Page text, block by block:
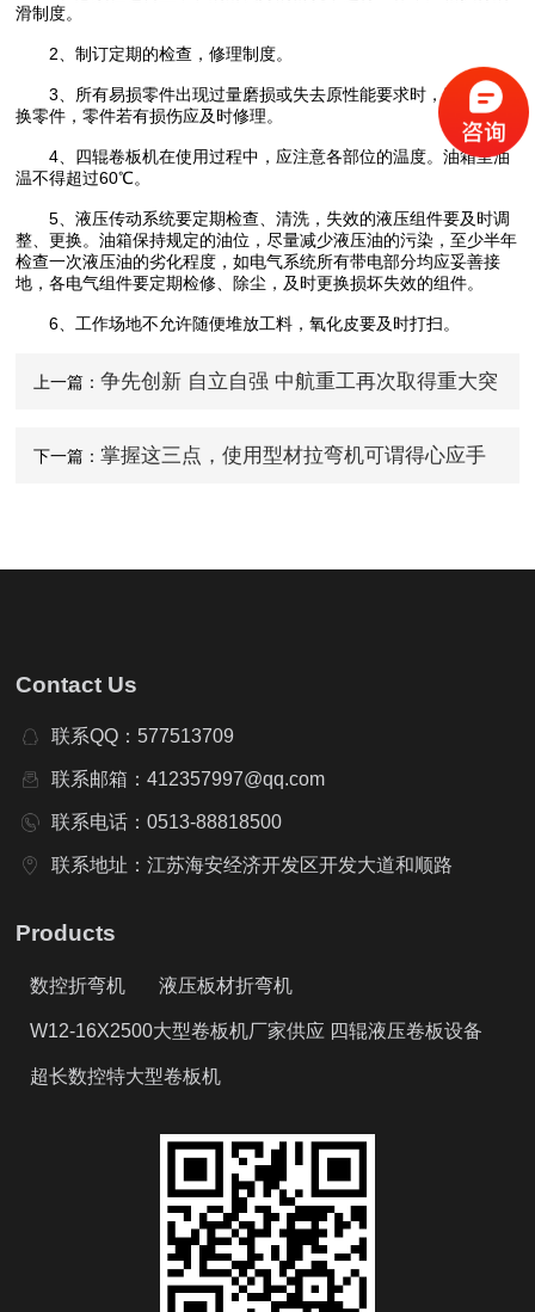
滑制度。
2、制订定期的检查，修理制度。
3、所有易损零件出现过量磨损或失去原性能要求时，应及时更
换零件，零件若有损伤应及时修理。
4、四辊卷板机在使用过程中，应注意各部位的温度。油箱里油
温不得超过60℃。
5、液压传动系统要定期检查、清洗，失效的液压组件要及时调
整、更换。油箱保持规定的油位，尽量减少液压油的污染，至少半年
检查一次液压油的劣化程度，如电气系统所有带电部分均应妥善接
地，各电气组件要定期检修、除尘，及时更换损坏失效的组件。
6、工作场地不允许随便堆放工料，氧化皮要及时打扫。
上一篇： 争先创新 自立自强 中航重工再次取得重大突
下一篇： 掌握这三点，使用型材拉弯机可谓得心应手
Contact Us
联系QQ：577513709
联系邮箱：412357997@qq.com
联系电话：0513-88818500
联系地址：江苏海安经济开发区开发大道和顺路
Products
数控折弯机 液压板材折弯机
W12-16X2500大型卷板机厂家供应 四辊液压卷板设备
超长数控特大型卷板机